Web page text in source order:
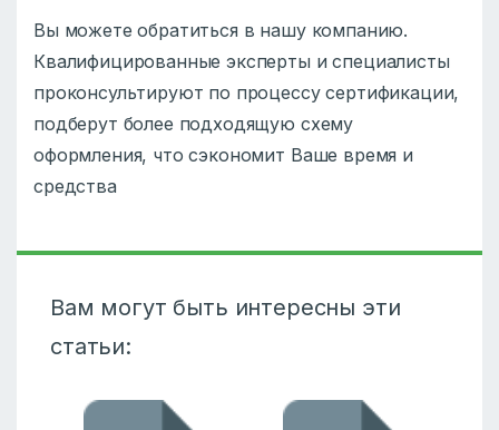
Вы можете обратиться в нашу компанию.
Квалифицированные эксперты и специалисты
проконсультируют по процессу сертификации,
подберут более подходящую схему
оформления, что сэкономит Ваше время и
средства
Вам могут быть интересны эти
статьи: